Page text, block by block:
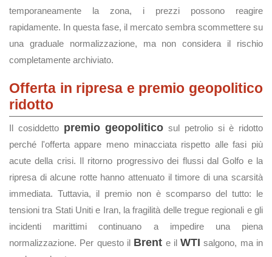
temporaneamente la zona, i prezzi possono reagire
rapidamente. In questa fase, il mercato sembra scommettere su
una graduale normalizzazione, ma non considera il rischio
completamente archiviato.
Offerta in ripresa e premio geopolitico
ridotto
Il cosiddetto premio geopolitico sul petrolio si è ridotto
perché l'offerta appare meno minacciata rispetto alle fasi più
acute della crisi. Il ritorno progressivo dei flussi dal Golfo e la
ripresa di alcune rotte hanno attenuato il timore di una scarsità
immediata. Tuttavia, il premio non è scomparso del tutto: le
tensioni tra Stati Uniti e Iran, la fragilità delle tregue regionali e gli
incidenti marittimi continuano a impedire una piena
normalizzazione. Per questo il Brent e ilWTI salgono, ma in